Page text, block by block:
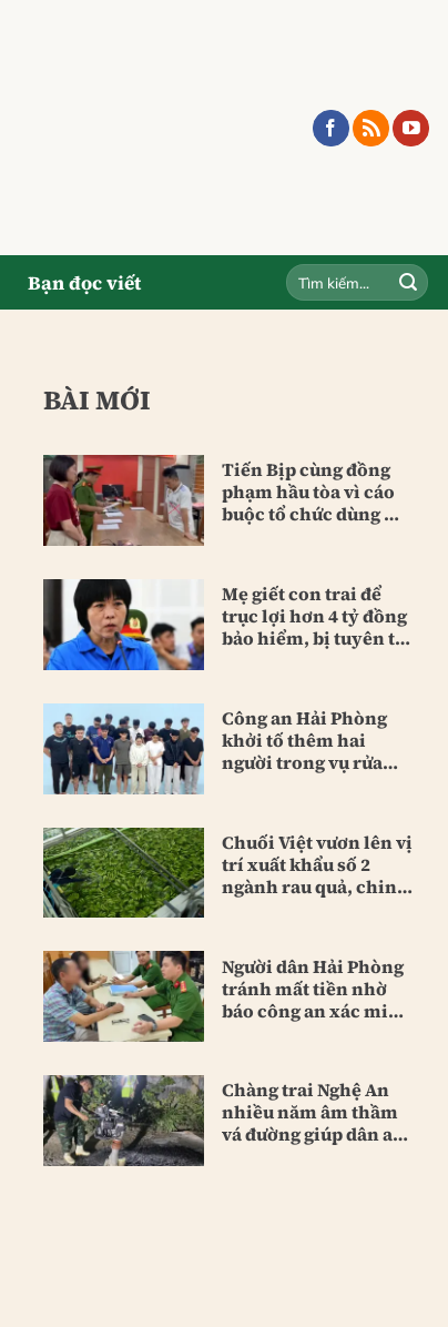
Bạn đọc viết
BÀI MỚI
Tiến Bịp cùng đồng
phạm hầu tòa vì cáo
buộc tổ chức dùng ma
Mẹ giết con trai để
trục lợi hơn 4 tỷ đồng
bảo hiểm, bị tuyên tù
Công an Hải Phòng
khởi tố thêm hai
người trong vụ rửa
Chuối Việt vươn lên vị
trí xuất khẩu số 2
ngành rau quả, chinh
Người dân Hải Phòng
tránh mất tiền nhờ
báo công an xác minh
Chàng trai Nghệ An
nhiều năm âm thầm
vá đường giúp dân an